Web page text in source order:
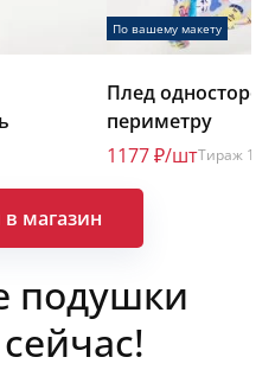
По вашему макету
Плед
периметру
1177 ₽/штТираж 1-5
магазин
подушки